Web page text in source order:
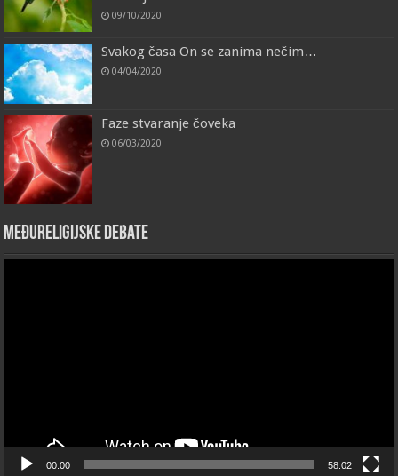
09/10/2020
Svakog časa On se zanima nečim…
04/04/2020
Faze stvaranje čoveka
06/03/2020
Međureligijske debate
00:00 58:02